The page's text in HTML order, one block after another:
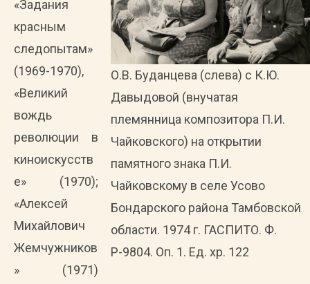
О.В. Буданцева (слева) с К.Ю.
Давыдовой (внучатая
племянница композитора П.И.
Чайковского) на открытии
памятного знака П.И.
Чайковскому в селе Усово
Бондарского района Тамбовской
области. 1974 г. ГАСПИТО. Ф.
Р-9804. Оп. 1. Ед. хр. 122
«Задания
красным
следопытам»
(1969-1970),
«Великий
вождь
революции в
киноискусств
е» (1970);
«Алексей
Михайлович
Жемчужников
» (1971)